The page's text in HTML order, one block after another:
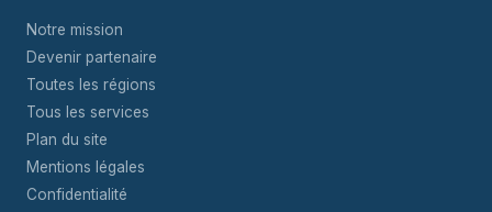
Notre mission
Devenir partenaire
Toutes les régions
Tous les services
Plan du site
Mentions légales
Confidentialité